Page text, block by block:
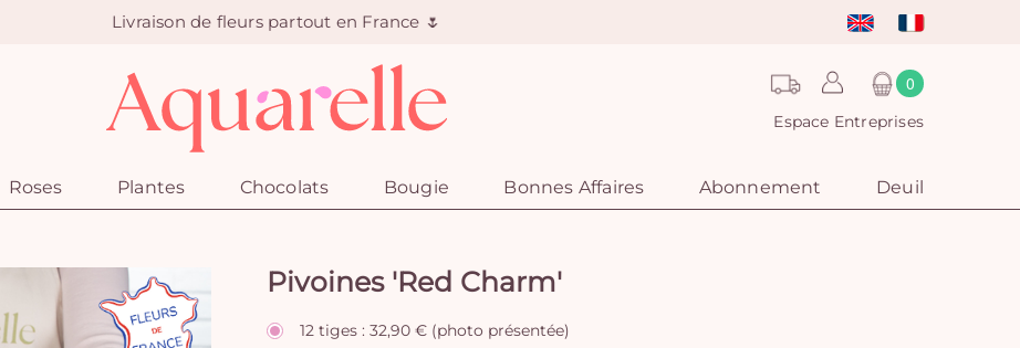
Livraison de fleurs partout en France 🌷
0
Espace Entreprises
Roses Plantes Chocolats Bougie Bonnes Affaires Abonnement Deuil
Pivoines 'Red Charm'
12 tiges : 32,90 € (photo présentée)